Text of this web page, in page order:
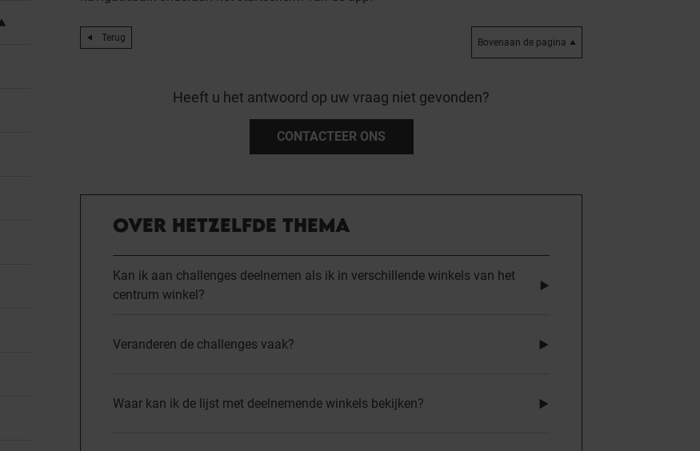
Terug Bovenaan de pagina
Heeft u het antwoord op uw vraag niet gevonden?
CONTACTEER ONS
OVER HETZELFDE THEMA
Kan ik aan challenges deelnemen als ik in verschillende winkels van het
centrum winkel?
Veranderen de challenges vaak?
Waar kan ik de lijst met deelnemende winkels bekijken?